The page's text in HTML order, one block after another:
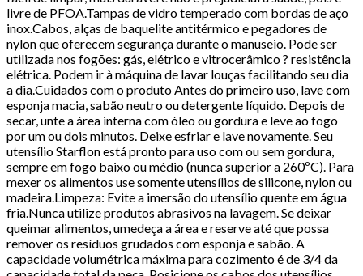
livre de PFOA.Tampas de vidro temperado com bordas de aço
inox.Cabos, alças de baquelite antitérmico e pegadores de
nylon que oferecem segurança durante o manuseio. Pode ser
utilizada nos fogões: gás, elétrico e vitrocerâmico ? resistência
elétrica. Podem ir à máquina de lavar louças facilitando seu dia
a dia.Cuidados com o produto Antes do primeiro uso, lave com
esponja macia, sabão neutro ou detergente líquido. Depois de
secar, unte a área interna com óleo ou gordura e leve ao fogo
por um ou dois minutos. Deixe esfriar e lave novamente. Seu
utensílio Starflon está pronto para uso com ou sem gordura,
sempre em fogo baixo ou médio (nunca superior a 260ºC). Para
mexer os alimentos use somente utensílios de silicone, nylon ou
madeira.Limpeza: Evite a imersão do utensílio quente em água
fria.Nunca utilize produtos abrasivos na lavagem. Se deixar
queimar alimentos, umedeça a área e reserve até que possa
remover os resíduos grudados com esponja e sabão. A
capacidade volumétrica máxima para cozimento é de 3/4 da